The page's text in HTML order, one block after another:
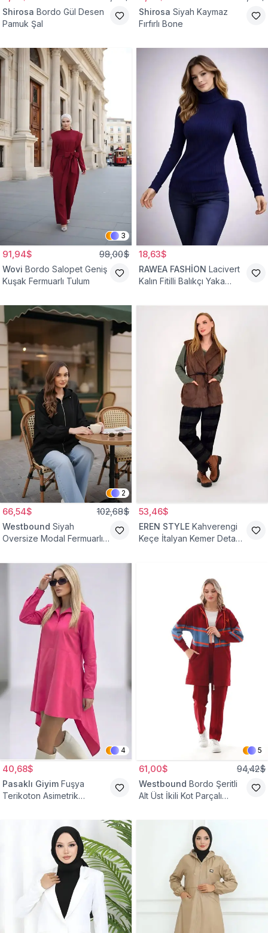
Shirosa Bordo Gül Desen
Pamuk Şal
Shirosa Siyah Kaymaz
Fırfırlı Bone
3
91,94$ 98,00$
Wovi Bordo Salopet Geniş
Kuşak Fermuarlı Tulum
18,63$
RAWEA FASHİON Lacivert
Kalın Fitilli Balıkçı Yaka
2
66,54$ 102,68$
Westbound Siyah
Oversize Modal Fermuarlı
53,46$
EREN STYLE Kahverengi
Keçe İtalyan Kemer Detaylı
4
40,68$
Pasaklı Giyim Fuşya
Terikoton Asimetrik
5
61,00$ 94,42$
Westbound Bordo Şeritli
Alt Üst İkili Kot Parçalı